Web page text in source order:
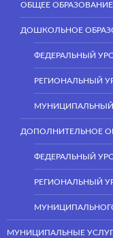
ОБЩЕЕ ОБРАЗОВАНИЕ
ДОШКОЛЬНОЕ
ФЕДЕРАЛЬНЫЙ
РЕГИОНАЛЬНЫЙ
МУНИЦИПАЛЬНЫЙ
ДОПОЛНИТЕЛЬНОЕ
ФЕДЕРАЛЬНЫЙ
РЕГИОНАЛЬНЫЙ
МУНИЦИПАЛЬНЫЕ